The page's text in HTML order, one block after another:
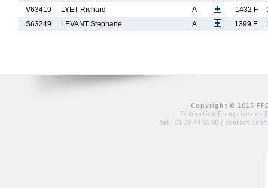
V63419
LYET Richard A 1432 F
S63249
LEVANT Stephane A 1399 E
Copyright © 2015
Fédération Française des
tél : 01 39 44 65 80 | contact :